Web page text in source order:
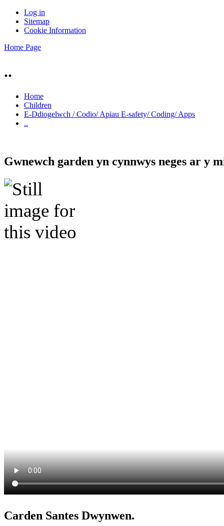
Log in
Sitemap
Cookie Information
Home Page
..
Home
Children
E-Ddiogelwch / Codio/ Apiau E-safety/ Coding/ Apps
..
Gwnewch garden yn cynnwys neges ar y
Carden Santes Dwynwen.